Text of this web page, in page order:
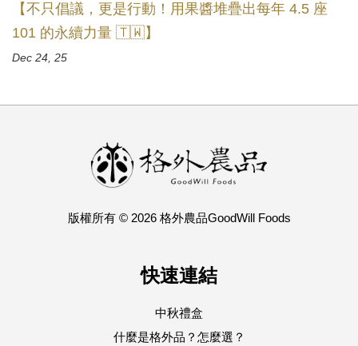
【不只倡議，更是行動！用果醬堆疊出每年 4.5 座
101 的永續力量 🇹🇼】
Dec 24, 25
版權所有 © 2026 格外農品GoodWill Foods
快速連結
中秋禮盒
什麼是格外品？怎麼選？